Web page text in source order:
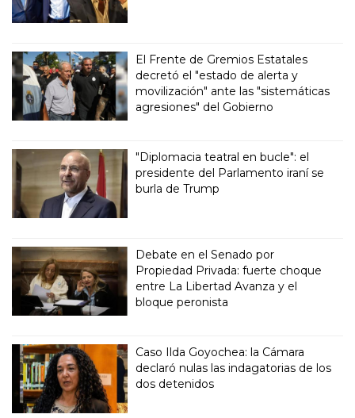
El Frente de Gremios Estatales
decretó el "estado de alerta y
movilización" ante las "sistemáticas
agresiones" del Gobierno
"Diplomacia teatral en bucle": el
presidente del Parlamento iraní se
burla de Trump
Debate en el Senado por
Propiedad Privada: fuerte choque
entre La Libertad Avanza y el
bloque peronista
Caso Ilda Goyochea: la Cámara
declaró nulas las indagatorias de los
dos detenidos